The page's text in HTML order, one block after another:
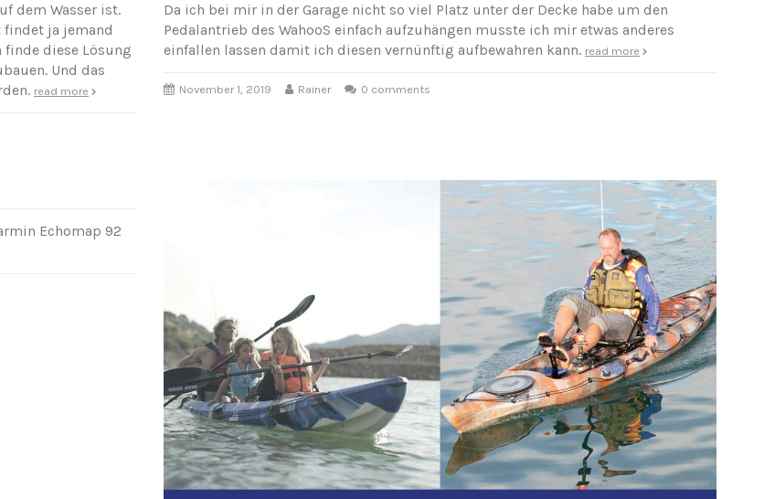
dem Wasser ist.
ja jemand
finde diese Lösung
Und das
read more
Da ich bei mir in der Garage nicht so viel Platz unter der Decke habe um den
Pedalantrieb des WahooS einfach aufzuhängen musste ich mir etwas anderes
einfallen lassen damit ich diesen vernünftig aufbewahren kann. read more
November 1, 2019 Rainer 0 comments
Echomap 92